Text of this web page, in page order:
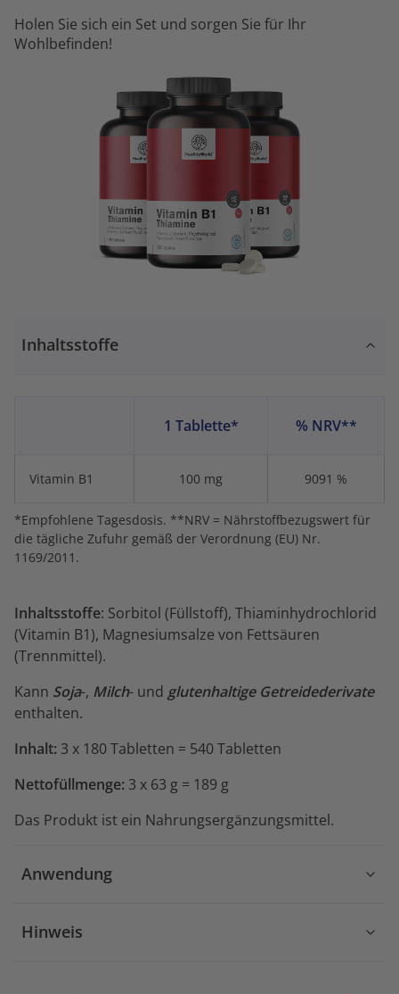
Holen Sie sich ein Set und sorgen Sie für Ihr
Wohlbefinden!
Inhaltsstoffe
1 Tablette* % NRV**
Vitamin B1 100 mg 9091 %
*Empfohlene Tagesdosis. **NRV = Nährstoffbezugswert für
die tägliche Zufuhr gemäß der Verordnung (EU) Nr.
1169/2011.
Inhaltsstoffe: Sorbitol (Füllstoff), Thiaminhydrochlorid
(Vitamin B1), Magnesiumsalze von Fettsäuren
(Trennmittel).
Kann Soja-, Milch- und glutenhaltige Getreidederivate
enthalten.
Inhalt: 3 x 180 Tabletten = 540 Tabletten
Nettofüllmenge: 3 x 63 g = 189 g
Das Produkt ist ein Nahrungsergänzungsmittel.
Anwendung
Hinweis